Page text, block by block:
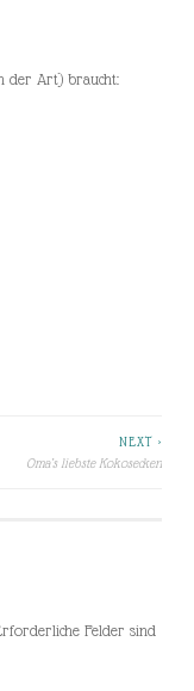
der Art) braucht:
NEXT >
Oma’s liebste Kokosecken
Felder sind